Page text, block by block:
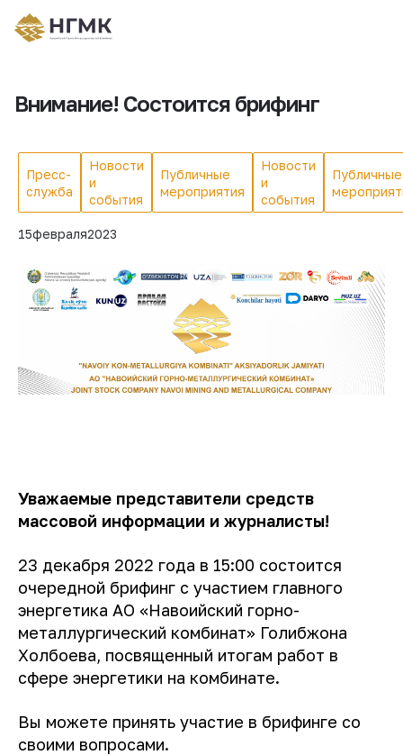
Внимание! Состоится брифинг
Пресс-
служба
Новости
и
события
Публичные
мероприятия
Новости
и
события
Публичные
15февраля2023
Уважаемые представители средств
массовой информации и журналисты!
23 декабря 2022 года в 15:00 состоится
очередной брифинг с участием главного
энергетика АО «Навоийский горно-
металлургический комбинат» Голибжона
Холбоева, посвященный итогам работ в
сфере энергетики на комбинате.
Вы можете принять участие в брифинге со
своими вопросами.